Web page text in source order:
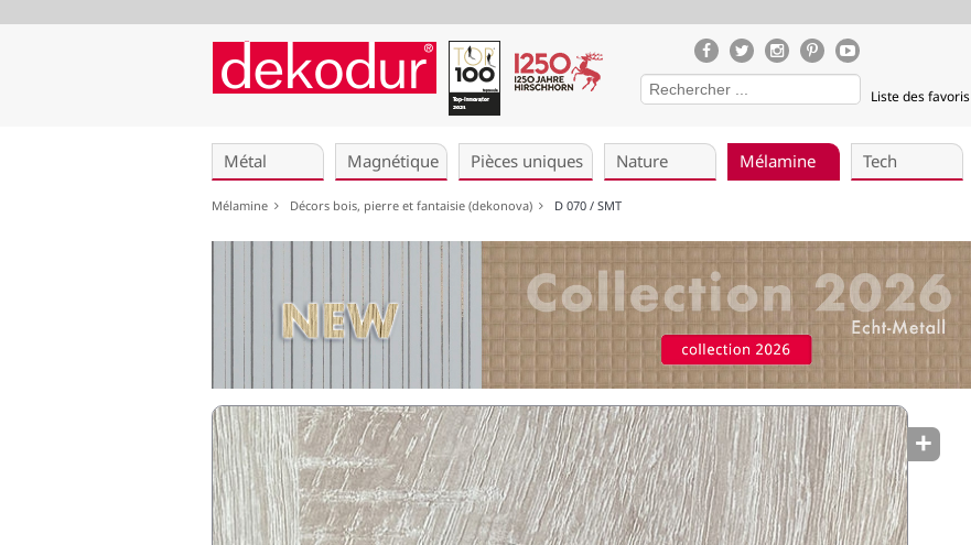
Liste des favoris
Métal Magnétique Pièces uniques Nature Mélamine Tech
Mélamine Décors bois, pierre et fantaisie (dekonova) D 070 / SMT